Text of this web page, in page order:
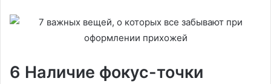
6 Наличие фокус-точки